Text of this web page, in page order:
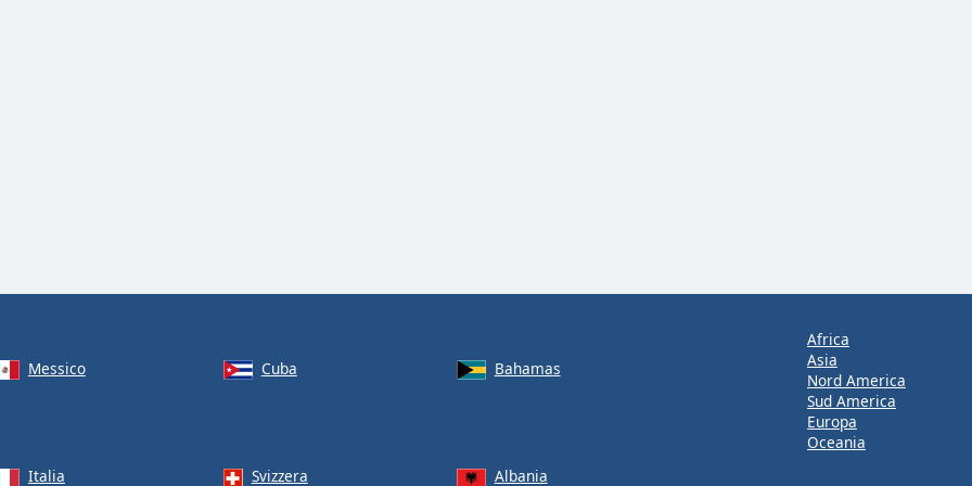
Messico Cuba
Bahamas
Italia Svizzera Albania
Africa
Asia
Nord America
Sud America
Europa
Oceania